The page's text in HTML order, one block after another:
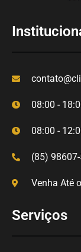
08:00 -
08:00 -
(85)
Venha Até
Serviços